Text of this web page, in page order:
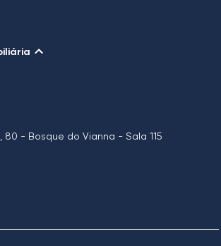
80 - Bosque do Vianna - Sala 115